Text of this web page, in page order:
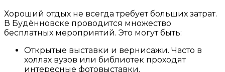
Хороший отдых не всегда требует больших затрат.
В Будённовске проводится множество
бесплатных мероприятий. Это могут быть:
Открытые выставки и вернисажи. Часто в
холлах вузов или библиотек проходят
интересные фотовыставки.